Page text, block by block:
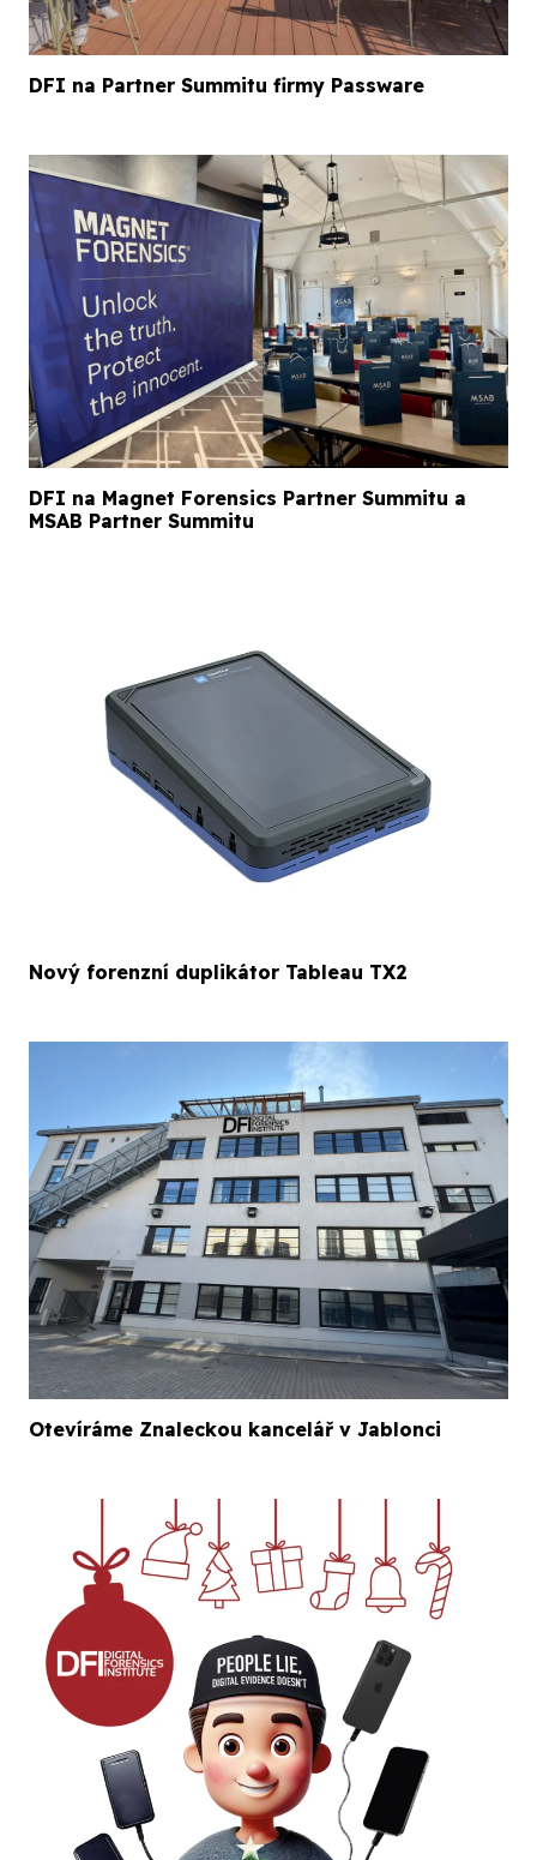
DFI na Partner Summitu firmy Passware
DFI na Magnet Forensics Partner Summitu a
MSAB Partner Summitu
Nový forenzní duplikátor Tableau TX2
Otevíráme Znaleckou kancelář v Jablonci